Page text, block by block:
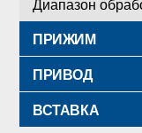
ПРИЖИМ
ПРИВОД
ВСТАВКА